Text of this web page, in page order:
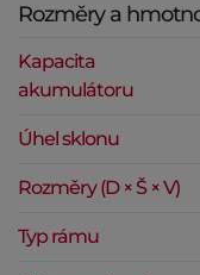
Rozměry a
Kapacita
akumulátoru
Úhel sklonu
Rozměry (D × Š × V)
Typ rámu